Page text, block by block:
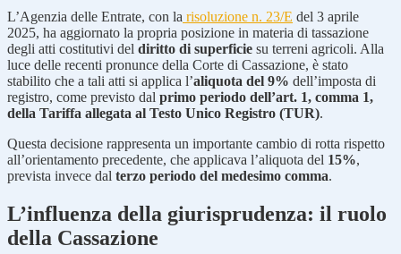
L’Agenzia delle Entrate, con la risoluzione n. 23/E del 3 aprile
2025, ha aggiornato la propria posizione in materia di tassazione
degli atti costitutivi del diritto di superficie su terreni agricoli. Alla
luce delle recenti pronunce della Corte di Cassazione, è stato
stabilito che a tali atti si applica l’aliquota del 9% dell’imposta di
registro, come previsto dal primo periodo dell’art. 1, comma 1,
della Tariffa allegata al Testo Unico Registro (TUR).
Questa decisione rappresenta un importante cambio di rotta rispetto
all’orientamento precedente, che applicava l’aliquota del 15%,
prevista invece dal terzo periodo del medesimo comma.
L’influenza della giurisprudenza: il ruolo
della Cassazione